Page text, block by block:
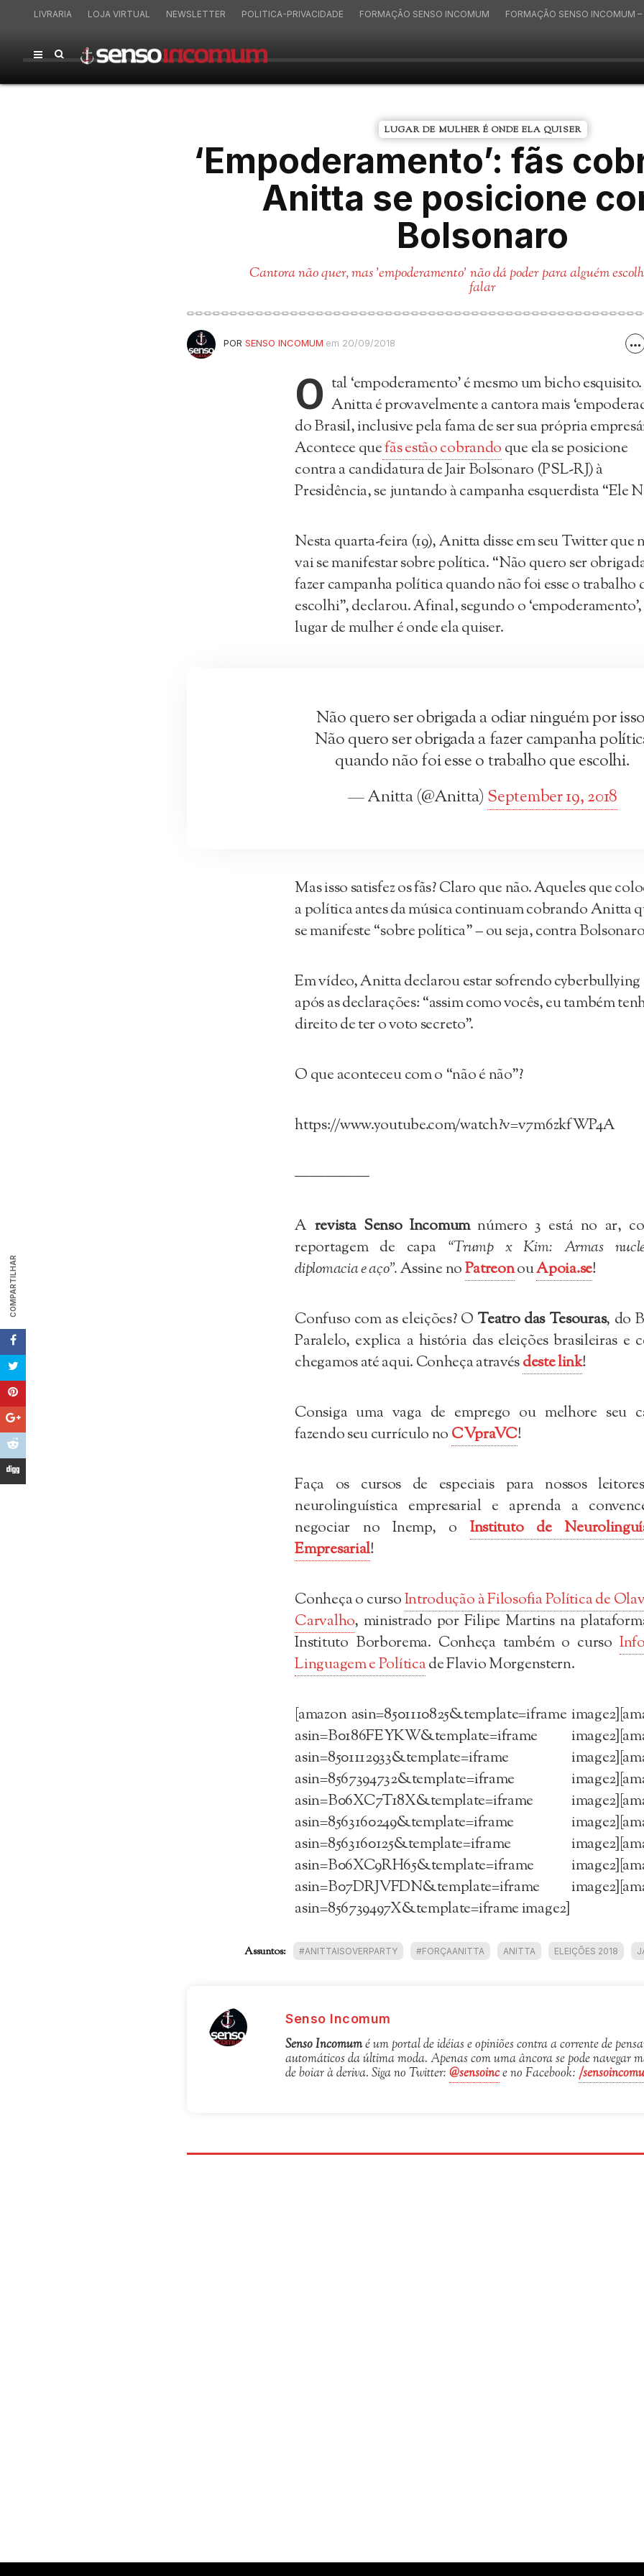
LIVRARIA LOJA VIRTUAL NEWSLETTER POLITICA-PRIVACIDADE FORMAÇÃO SENSO INCOMUM FORMAÇÃO SENSO INCOMUM –
LUGAR DE MULHER É ONDE ELA QUISER
‘Empoderamento’: fãs
Anitta se posicione
Bolsonaro
Cantora não quer, mas 'empoderamento' não dá poder para alguém
falar
PORSENSO INCOMUM em 20/09/2018
COMPARTILHAR
O tal ‘empoderamento’ é mesmo um bicho esquisito.
Anitta é provavelmente a cantora mais
do Brasil, inclusive pela fama de ser sua própria
Acontece quefãs estão cobrando que ela se posicione
contra a candidatura de Jair Bolsonaro (PSL-RJ) à
Presidência, se juntando à campanha esquerdista “Ele
Nesta quarta-feira (19), Anitta disse em seu Twitter que
vai se manifestar sobre política. “Não quero ser
fazer campanha política quando não foi esse o trabalho
escolhi”, declarou. Afinal, segundo o ‘empoderamento’,
lugar de mulher é onde ela quiser.
Não quero ser obrigada a odiar ninguém por
Não quero ser obrigada a fazer campanha
quando não foi esse o trabalho que escolhi.
— Anitta (@Anitta) September 19, 2018
Mas isso satisfez os fãs? Claro que não. Aqueles que
a política antes da música continuam cobrando Anitta
se manifeste “sobre política” – ou seja, contra
Em vídeo, Anitta declarou estar sofrendo cyberbullying
após as declarações: “assim como vocês, eu também
direito de ter o voto secreto”.
O que aconteceu com o “não é não”?
https://www.youtube.com/watch?v=v7m6zkfWP4A
—————
A revista Senso Incomumnúmero 3 está no ar,
reportagem de capa “Trump x Kim: Armas
diplomacia e aço”.Assine noPatreonouApoia.se!
Confuso com as eleições? O Teatro das Tesouras, do
Paralelo, explica a história das eleições brasileiras e
chegamos até aqui. Conheça atravésdeste link!
Consiga uma vaga de emprego ou melhore seu
fazendo seu currículo no CVpraVC!
Faça os cursos de especiais para nossos
neurolinguística empresarial e aprenda a
negociar no Inemp, o Instituto de
Empresarial!
Conheça o cursoIntrodução à Filosofia Política de
Carvalho, ministrado por Filipe Martins na
Instituto Borborema. Conheça também o curso
Linguagem e Políticade Flavio Morgenstern.
[amazon asin=8501110825&template=iframe
asin=B0186FEYKW&template=iframe
asin=8501112933&template=iframe
asin=8567394732&template=iframe
asin=B06XC7T18X&template=iframe
asin=8563160249&template=iframe
asin=8563160125&template=iframe
asin=B06XC9RH65&template=iframe
asin=B07DRJVFDN&template=iframe
asin=856739497X&template=iframe image2]
Assuntos: #ANITTAISOVERPARTY #FORÇAANITTA ANITTA ELEIÇÕES 2018
Senso Incomum
Senso Incomumé um portal de idéias e opiniões contra a corrente de
automáticos da última moda. Apenas com uma âncora se pode navegar
de boiar à deriva. Siga no Twitter:@sensoince no Facebook:/